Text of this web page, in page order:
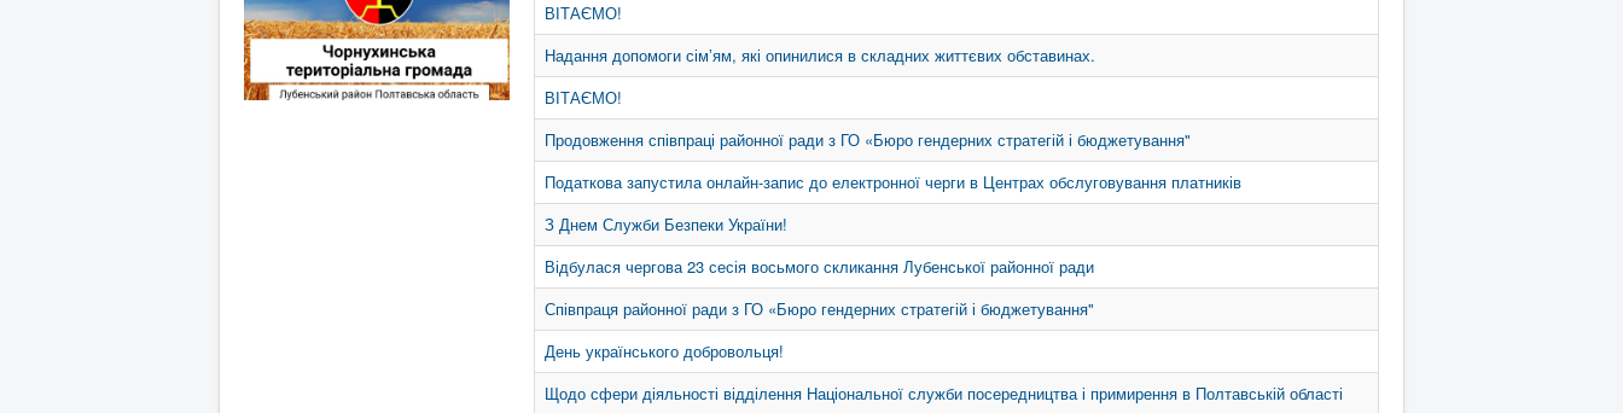
ВІТАЄМО!
Надання допомоги сімʼям, які опинилися в складних життєвих обставинах.
ВІТАЄМО!
Продовження співпраці районної ради з ГО «Бюро гендерних стратегій і бюджетування"
Податкова запустила онлайн-запис до електронної черги в Центрах обслуговування платників
З Днем Служби Безпеки України!
Відбулася чергова 23 сесія восьмого скликання Лубенської районної ради
Співпраця районної ради з ГО «Бюро гендерних стратегій і бюджетування"
День українського добровольця!
Щодо сфери діяльності відділення Національної служби посередництва і примирення в Полтавській області